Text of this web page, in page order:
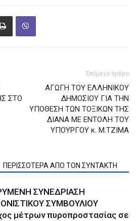
ΣΤΟ
Επόμενο άρθρο
ΑΓΩΓΗ ΤΟΥ ΕΛΛΗΝΙΚΟΥ
ΔΗΜΟΣΙΟΥ ΓΙΑ ΤΗΝ
ΥΠΟΘΕΣΗ ΤΩΝ ΤΟΞΙΚΩΝ ΤΗΣ
ΔΙΑΝΑ ΜΕ ΕΝΤΟΛΗ ΤΟΥ
ΥΠΟΥΡΓΟΥ κ. Μ.ΤΖΙΜΑ
ΠΕΡΙΣΣΟΤΕΡΑ ΑΠΟ ΤΟΝ ΣΥΝΤΑΚΤΗ
ΣΥΝΕΔΡΙΑΣΗ
ΣΥΜΒΟΥΛΙΟΥ
μέτρων πυροπροστασίας σε